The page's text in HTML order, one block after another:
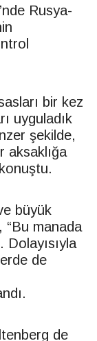
Rusya-
bir kez
uyguladık
şekilde,
aksaklığa
büyük
“Bu manada
Dolayısıyla
de
de